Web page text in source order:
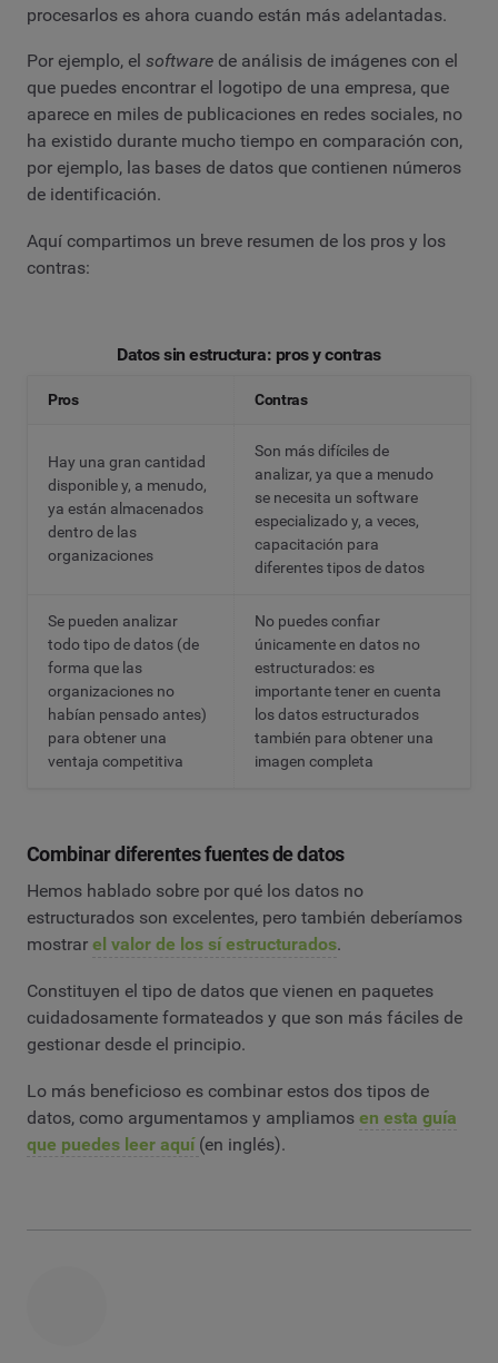
procesarlos es ahora cuando están más adelantadas.
Por ejemplo, el software de análisis de imágenes con el
que puedes encontrar el logotipo de una empresa, que
aparece en miles de publicaciones en redes sociales, no
ha existido durante mucho tiempo en comparación con,
por ejemplo, las bases de datos que contienen números
de identificación.
Aquí compartimos un breve resumen de los pros y los
contras:
Datos sin estructura: pros y contras
Pros Contras
Hay una gran cantidad
disponible y, a menudo,
ya están almacenados
dentro de las
organizaciones
Son más difíciles de
analizar, ya que a menudo
se necesita un software
especializado y, a veces,
capacitación para
diferentes tipos de datos
Se pueden analizar
todo tipo de datos (de
forma que las
organizaciones no
habían pensado antes)
para obtener una
ventaja competitiva
No puedes confiar
únicamente en datos no
estructurados: es
importante tener en cuenta
los datos estructurados
también para obtener una
imagen completa
Combinar diferentes fuentes de datos
Hemos hablado sobre por qué los datos no
estructurados son excelentes, pero también deberíamos
mostrar el valor de los sí estructurados.
Constituyen el tipo de datos que vienen en paquetes
cuidadosamente formateados y que son más fáciles de
gestionar desde el principio.
Lo más beneficioso es combinar estos dos tipos de
datos, como argumentamos y ampliamos en esta guía
que puedes leer aquí (en inglés).